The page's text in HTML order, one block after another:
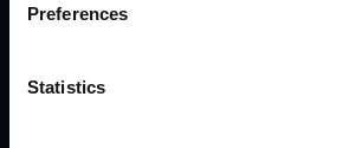
Preferences
Statistics
Работна сила на мотивацията